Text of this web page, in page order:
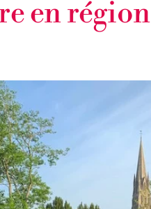
en région